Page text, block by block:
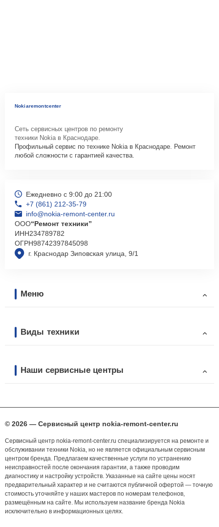
Nokiaremontcenter
Сеть сервисных центров по ремонту
техники Nokia в Краснодаре.
Профильный сервис по технике Nokia в Краснодаре. Ремонт
любой сложности с гарантией качества.
г. Краснодар Зиповская улица, 9/1
Ежедневно с 9:00 до 21:00
+7 (861) 212-35-79
info@nokia-remont-center.ru
ООО“Ремонт техники”
ИНН234789782
ОГРН98742397845098
Меню
Виды техники
Наши сервисные центры
© 2026 — Сервисный центр nokia-remont-center.ru
Сервисный центр nokia-remont-center.ru специализируется на ремонте и
обслуживании техники Nokia, но не является официальным сервисным
центром бренда. Предлагаем качественные услуги по устранению
неисправностей после окончания гарантии, а также проводим
диагностику и настройку устройств. Указанные на сайте цены носят
предварительный характер и не считаются публичной офертой — точную
стоимость уточняйте у наших мастеров по номерам телефонов,
размещённым на сайте. Мы используем название бренда Nokia
исключительно в информационных целях.